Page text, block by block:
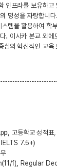
인프라를 보유하
명성을 자랑합니
템을 활용하여 학
. 이사카 본교 외
심의 혁신적인 교육
고등학교 성적표,
7.5+)
1), Regular